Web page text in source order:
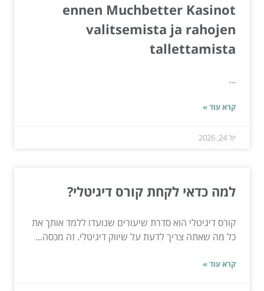
ennen Muchbetter Kasinot
valitsemista ja rahojen
tallettamista
...
קרא עוד »
יול 24, 2026
למה כדאי לקחת קורס דיגיטלי?
קורס דיגיטלי הוא סדרת שיעורים שנועדו ללמד אותך את
כל מה שאתה צריך לדעת על שיווק דיגיטלי. זה מכסה...
קרא עוד »